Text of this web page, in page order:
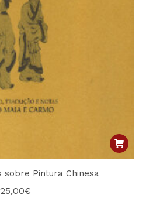
sobre Pintura Chinesa
25,00€